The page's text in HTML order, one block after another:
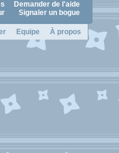
Demander de l'aide
Signaler un bogue
Equipe À propos